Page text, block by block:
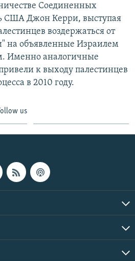
Соединенных
США Джон Керри, выступая
воздержаться от
на объявленные Израилем
Именно аналогичные
к выходу палестинцев
в 2010 году.
us